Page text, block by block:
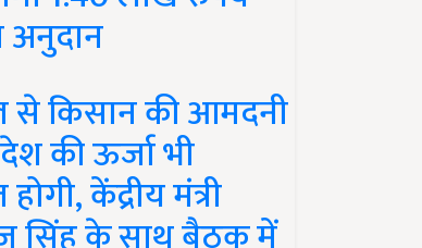
से किसान की आमदनी
की ऊर्जा भी
केंद्रीय मंत्री